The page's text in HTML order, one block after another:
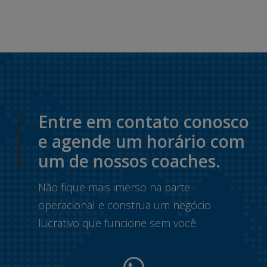
Entre em contato conosco
e agende um horário com
um de nossos coaches.
Não fique mais imerso na parte
operacional e construa um negócio
lucrativo que funcione sem você.